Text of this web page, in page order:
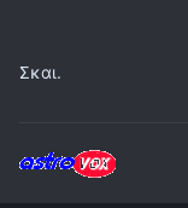
Σκαι.